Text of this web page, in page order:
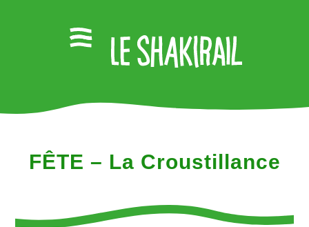
FÊTE – La Croustillance